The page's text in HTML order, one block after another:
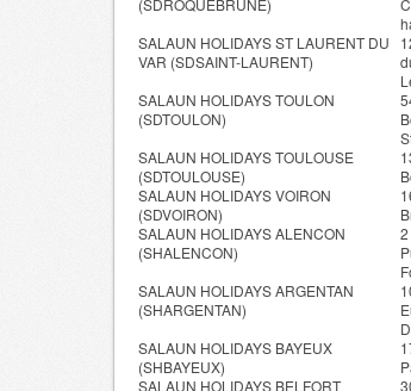
(SDROQUEBRUNE)
SALAUN HOLIDAYS ST LAURENT DU
VAR (SDSAINT-LAURENT)
SALAUN HOLIDAYS TOULON
(SDTOULON)
SALAUN HOLIDAYS TOULOUSE
(SDTOULOUSE)
SALAUN HOLIDAYS VOIRON
(SDVOIRON)
SALAUN HOLIDAYS ALENCON
(SHALENCON)
SALAUN HOLIDAYS ARGENTAN
(SHARGENTAN)
SALAUN HOLIDAYS BAYEUX
(SHBAYEUX)
SALAUN HOLIDAYS BELFORT